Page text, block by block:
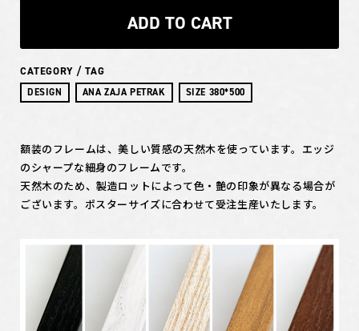
ADD TO CART
CATEGORY / TAG
DESIGN ANA ZAJA PETRAK SIZE 380*500
額装のフレームは、美しい質感の天然木を使っています。エッジ
のシャープな細身のフレームです。
天然木のため、製造ロットによって色・艶の印象が異なる場合が
ございます。ポスターサイズに合わせて受注生産いたします。